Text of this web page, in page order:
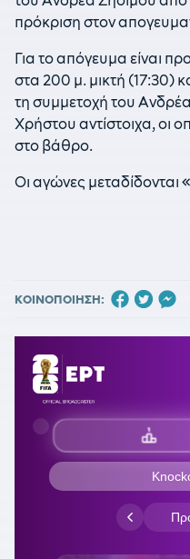
πρόκριση στον
Για το απόγευμα είναι
στα 200 μ. μικτή (17:30)
τη συμμετοχή του
Χρήστου αντίστοιχα, οι
στο βάθρο.
Οι αγώνες
ΚΟΙΝΟΠΟΙΗΣΗ: